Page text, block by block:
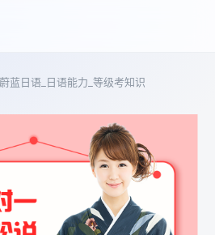
蓝日语_日语能力_等级考知识